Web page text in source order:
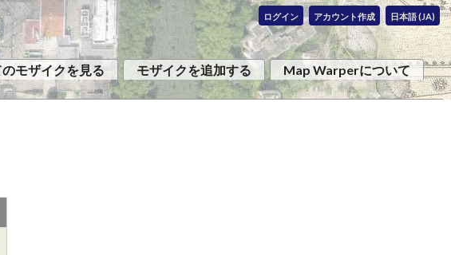
ログイン アカウント作成 日本語 (JA)
モザイクを見る モザイクを追加する
Map Warperについて